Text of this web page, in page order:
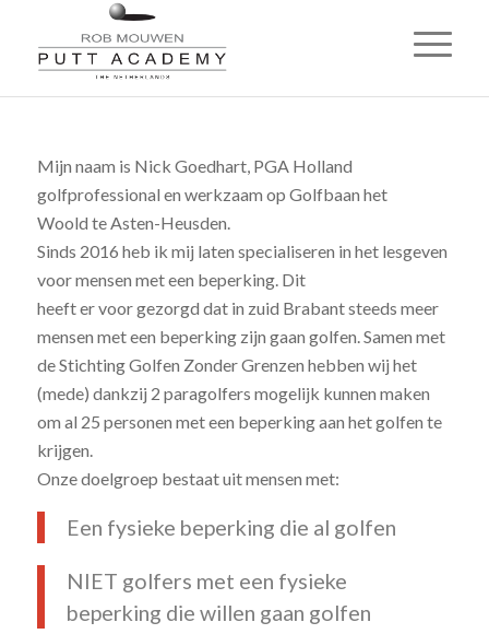
Mijn naam is Nick Goedhart, PGA Holland
golfprofessional en werkzaam op Golfbaan het
Woold te Asten-Heusden.
Sinds 2016 heb ik mij laten specialiseren in het lesgeven
voor mensen met een beperking. Dit
heeft er voor gezorgd dat in zuid Brabant steeds meer
mensen met een beperking zijn gaan golfen. Samen met
de Stichting Golfen Zonder Grenzen hebben wij het
(mede) dankzij 2 paragolfers mogelijk kunnen maken
om al 25 personen met een beperking aan het golfen te
krijgen.
Onze doelgroep bestaat uit mensen met:
Een fysieke beperking die al golfen
NIET golfers met een fysieke
beperking die willen gaan golfen